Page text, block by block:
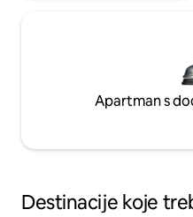
Apartman s
Destinacije koje